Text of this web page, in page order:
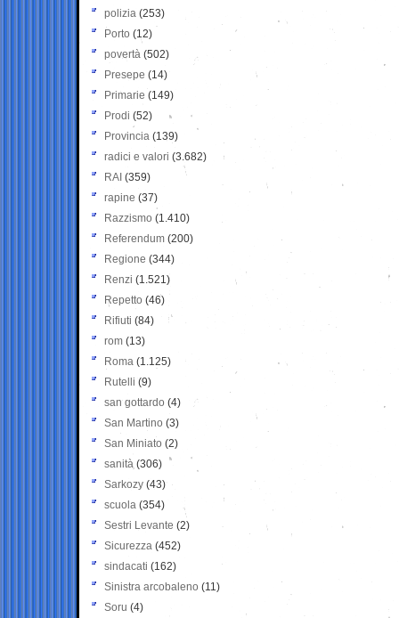
polizia (253)
Porto (12)
povertà (502)
Presepe (14)
Primarie (149)
Prodi (52)
Provincia (139)
radici e valori (3.682)
RAI (359)
rapine (37)
Razzismo (1.410)
Referendum (200)
Regione (344)
Renzi (1.521)
Repetto (46)
Rifiuti (84)
rom (13)
Roma (1.125)
Rutelli (9)
san gottardo (4)
San Martino (3)
San Miniato (2)
sanità (306)
Sarkozy (43)
scuola (354)
Sestri Levante (2)
Sicurezza (452)
sindacati (162)
Sinistra arcobaleno (11)
Soru (4)